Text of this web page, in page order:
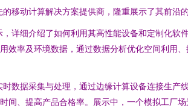
移动计算解决方案提供商，隆重展示了其前
详细介绍了如何利用其高性能设备和定制化
效率及环境数据，通过数据分析优化空间利
数据采集与处理，通过边缘计算设备连接生
间、提高产品合格率。展示中，一个模拟工厂